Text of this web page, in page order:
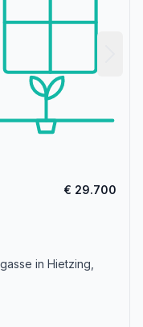
€ 29.700
in Hietzing,